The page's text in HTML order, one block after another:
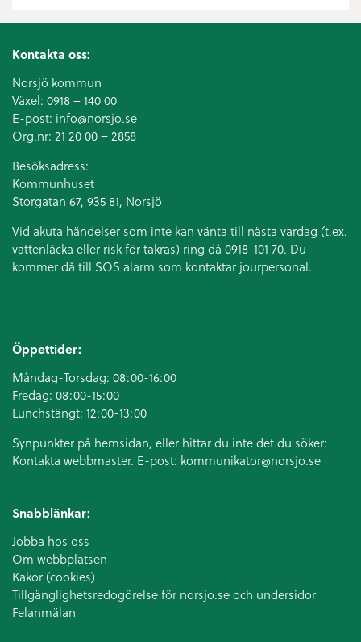
Kontakta oss:
Norsjö kommun
Växel: 0918 – 140 00
E-post: info@norsjo.se
Org.nr: 21 20 00 – 2858
Besöksadress:
Kommunhuset
Storgatan 67, 935 81, Norsjö
Vid akuta händelser som inte kan vänta till nästa vardag (t.ex.
vattenläcka eller risk för takras) ring då 0918-101 70. Du
kommer då till SOS alarm som kontaktar jourpersonal.
Öppettider:
Måndag-Torsdag: 08:00-16:00
Fredag: 08:00-15:00
Lunchstängt: 12:00-13:00
Synpunkter på hemsidan, eller hittar du inte det du söker:
Kontakta webbmaster. E-post: kommunikator@norsjo.se
Snabblänkar:
Jobba hos oss
Om webbplatsen
Kakor (cookies)
Tillgänglighetsredogörelse för norsjo.se och undersidor
Felanmälan